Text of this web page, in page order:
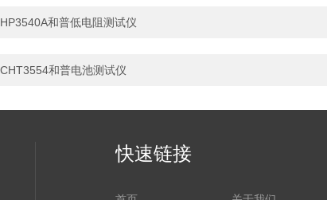
HP3540A和普低电阻测试仪
CHT3554和普电池测试仪
快速链接